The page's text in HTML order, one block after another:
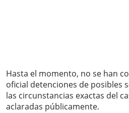
Hasta el momento, no se han
oficial detenciones de posibles
las circunstancias exactas del
aclaradas públicamente.